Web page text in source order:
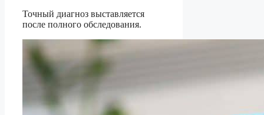
Точный диагноз выставляется
после полного обследования.